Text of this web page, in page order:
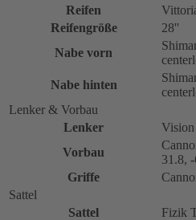
Reifen
Reifengröße
28''
Nabe vorn
Nabe hinten
Lenker & Vorbau
Lenker
Vorbau
31.8, -
Griffe
Sattel
Sattel
Fizik